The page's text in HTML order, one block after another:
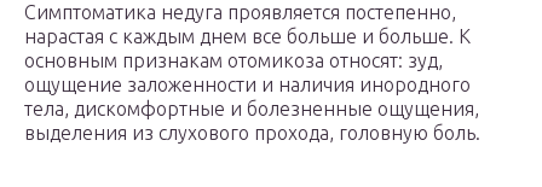
Симптоматика недуга проявляется постепенно,
нарастая с каждым днем все больше и больше. К
основным признакам отомикоза относят: зуд,
ощущение заложенности и наличия инородного
тела, дискомфортные и болезненные ощущения,
выделения из слухового прохода, головную боль.